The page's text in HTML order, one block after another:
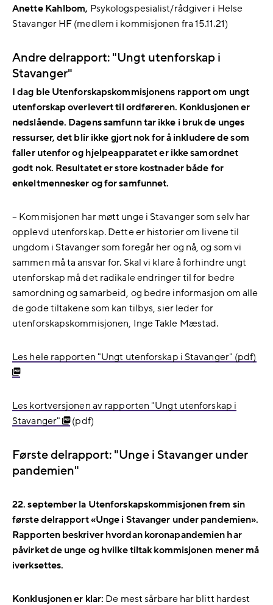
Anette Kahlbom, Psykologspesialist/rådgiver i Helse
Stavanger HF (medlem i kommisjonen fra 15.11.21)
Andre delrapport: "Ungt utenforskap i
Stavanger"
I dag ble Utenforskapskommisjonens rapport om ungt
utenforskap overlevert til ordføreren. Konklusjonen er
nedslående. Dagens samfunn tar ikke i bruk de unges
ressurser, det blir ikke gjort nok for å inkludere de som
faller utenfor og hjelpeapparatet er ikke samordnet
godt nok. Resultatet er store kostnader både for
enkeltmennesker og for samfunnet.
– Kommisjonen har møtt unge i Stavanger som selv har
opplevd utenforskap. Dette er historier om livene til
ungdom i Stavanger som foregår her og nå, og som vi
sammen må ta ansvar for. Skal vi klare å forhindre ungt
utenforskap må det radikale endringer til for bedre
samordning og samarbeid, og bedre informasjon om alle
de gode tiltakene som kan tilbys, sier leder for
utenforskapskommisjonen, Inge Takle Mæstad.
Les hele rapporten "Ungt utenforskap i Stavanger" (pdf)
Les kortversjonen av rapporten "Ungt utenforskap i
Stavanger"
(pdf)
Første delrapport: "Unge i Stavanger under
pandemien"
22. september la Utenforskapskommisjonen frem sin
første delrapport «Unge i Stavanger under pandemien».
Rapporten beskriver hvordan koronapandemien har
påvirket de unge og hvilke tiltak kommisjonen mener må
iverksettes.
Konklusjonen er klar: De mest sårbare har blitt hardest